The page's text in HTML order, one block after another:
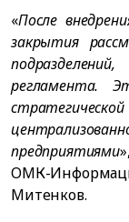
«После
закрытия
регламента.
предприятиями
ОМК-
Митенков.